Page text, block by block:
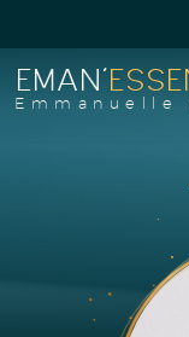
EMAN'
Emmanuelle